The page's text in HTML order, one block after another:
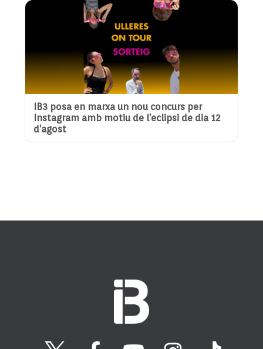
IB3 posa en marxa un nou concurs per
Instagram amb motiu de l’eclipsi de dia 12
d’agost